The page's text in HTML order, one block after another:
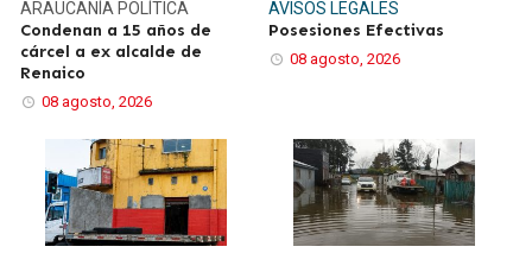
ARAUCANÍA POLÍTICA
Condenan a 15 años de
cárcel a ex alcalde de
Renaico
08 agosto, 2026
AVISOS LEGALES
Posesiones Efectivas
08 agosto, 2026